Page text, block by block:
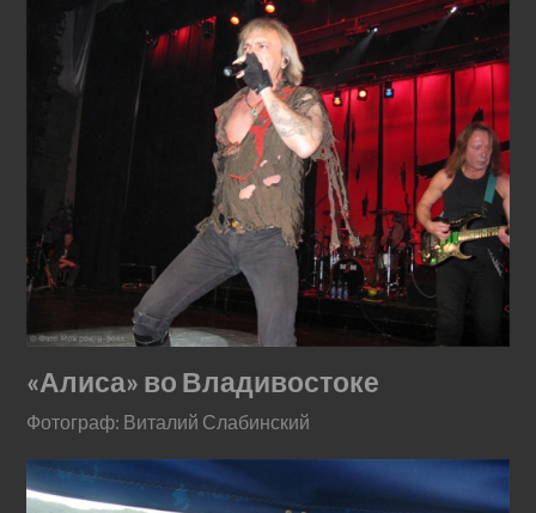
«Алиса» во Владивостоке
Фотограф: Виталий Слабинский